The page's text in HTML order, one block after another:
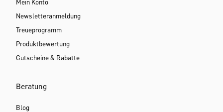
Mein Konto
Newsletteranmeldung
Treueprogramm
Produktbewertung
Gutscheine & Rabatte
Beratung
Blog